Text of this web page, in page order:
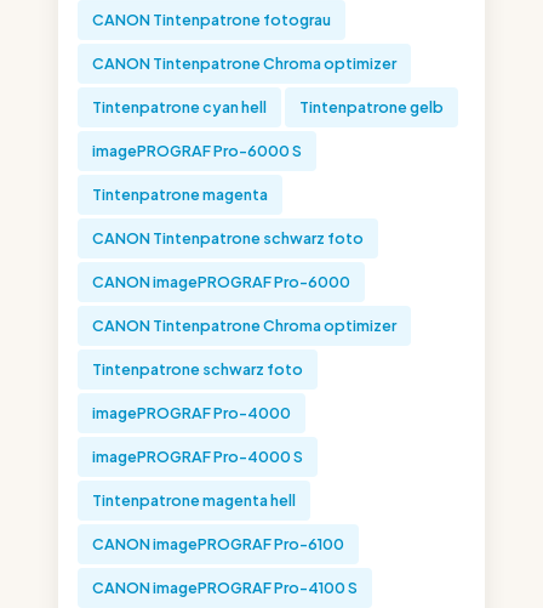
CANON Tintenpatrone fotograu
CANON Tintenpatrone Chroma optimizer
Tintenpatrone cyan hell Tintenpatrone gelb
imagePROGRAF Pro-6000 S
Tintenpatrone magenta
CANON Tintenpatrone schwarz foto
CANON imagePROGRAF Pro-6000
CANON Tintenpatrone Chroma optimizer
Tintenpatrone schwarz foto
imagePROGRAF Pro-4000
imagePROGRAF Pro-4000 S
Tintenpatrone magenta hell
CANON imagePROGRAF Pro-6100
CANON imagePROGRAF Pro-4100 S